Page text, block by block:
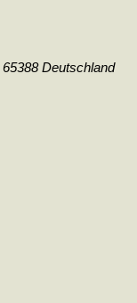
65388 Deutschland